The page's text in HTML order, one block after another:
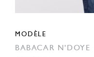
MODÈLE
BABACAR N'DOYE